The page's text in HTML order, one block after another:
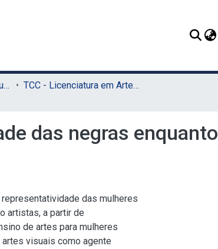
Licenciatura em Artes Visuais (UAEADTec)
TCC - Licenciatura em Artes Visuais (UAEADTec)
das negras enquanto
das mulheres
artistas, a partir de
de artes para mulheres
visuais como agente